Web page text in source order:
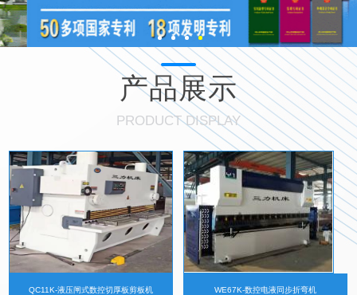
产品展示
PRODUCT DISPLAY
QC11K-液压闸式数控切厚板剪板机 WE67K-数控电液同步折弯机